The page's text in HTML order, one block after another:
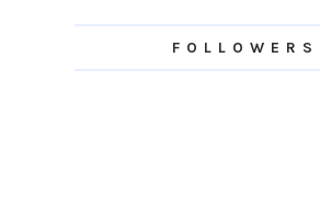
FOLLOWERS